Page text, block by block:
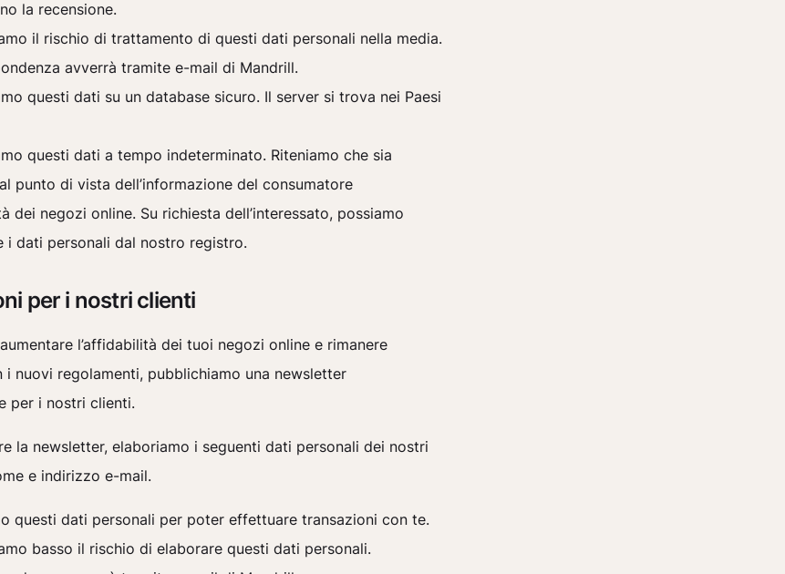
la recensione.
il rischio di trattamento di questi dati personali nella media.
avverrà tramite e-mail di Mandrill.
questi dati su un database sicuro. Il server si trova nei Paesi
questi dati a tempo indeterminato. Riteniamo che sia
punto di vista dell’informazione del consumatore
dei negozi online. Su richiesta dell’interessato, possiamo
i dati personali dal nostro registro.
per i nostri clienti
l’affidabilità dei tuoi negozi online e rimanere
i nuovi regolamenti, pubblichiamo una newsletter
per i nostri clienti.
la newsletter, elaboriamo i seguenti dati personali dei nostri
e indirizzo e-mail.
questi dati personali per poter effettuare transazioni con te.
basso il rischio di elaborare questi dati personali.